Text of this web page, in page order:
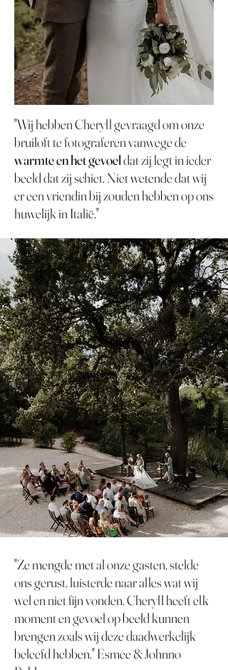
"Wij hebben Cheryll gevraagd om onze
bruiloft te fotograferen vanwege de
warmte en het gevoeldat zij legt in ieder
beeld dat zij schiet. Niet wetende dat wij
er een vriendin bij zouden hebben op ons
huwelijk in Italië."
"Ze mengde met al onze gasten, stelde
ons gerust, luisterde naar alles wat wij
wel en niet fijn vonden. Cheryll heeft elk
moment en gevoel op beeld kunnen
brengen zoals wij deze daadwerkelijk
beleefd hebben." Esmee & Johnno